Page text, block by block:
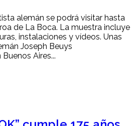
alemán se podrá visitar hasta
de La Boca. La muestra incluye
instalaciones y vídeos. Unas
Joseph Beuys
Aires...